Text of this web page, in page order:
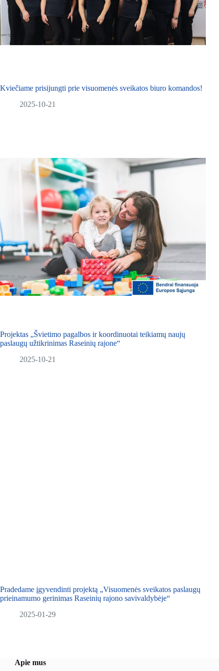
Kviečiame prisijungti prie visuomenės sveikatos biuro komandos!
2025-10-21
Projektas „Švietimo pagalbos ir koordinuotai teikiamų naujų
paslaugų užtikrinimas Raseinių rajone“
2025-10-21
Pradedame įgyvendinti projektą „Visuomenės sveikatos paslaugų
prieinamumo gerinimas Raseinių rajono savivaldybėje“
2025-01-29
Apie mus